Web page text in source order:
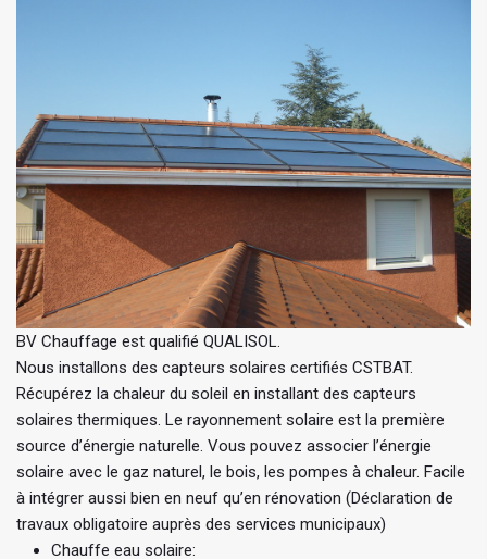
BV Chauffage est qualifié QUALISOL.
Nous installons des capteurs solaires certifiés CSTBAT.
Récupérez la chaleur du soleil en installant des capteurs
solaires thermiques. Le rayonnement solaire est la première
source d’énergie naturelle. Vous pouvez associer l’énergie
solaire avec le gaz naturel, le bois, les pompes à chaleur. Facile
à intégrer aussi bien en neuf qu’en rénovation (Déclaration de
travaux obligatoire auprès des services municipaux)
Chauffe eau solaire: